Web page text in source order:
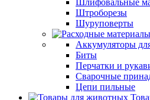
Шлифовальные
Штроборезы
Шуруповерты
Аккумуляторы
Биты
Перчатки и
Сварочные
Цепи пильные